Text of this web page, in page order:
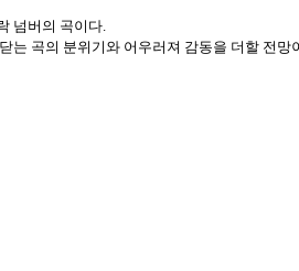
넘버의 곡이다
는 곡의 분위기와 어우러져 감동을 더할 전망